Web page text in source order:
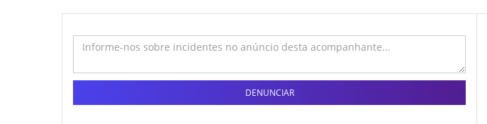
DENUNCIAR